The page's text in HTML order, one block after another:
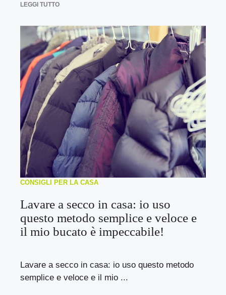
LEGGI TUTTO
CONSIGLI PER LA CASA
Lavare a secco in casa: io uso
questo metodo semplice e veloce e
il mio bucato è impeccabile!
Lavare a secco in casa: io uso questo metodo
semplice e veloce e il mio ...